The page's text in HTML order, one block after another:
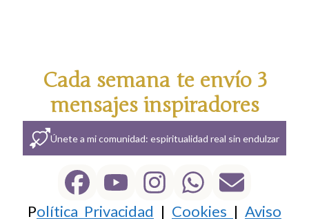
Cada semana te envío 3
mensajes inspiradores
Únete a mi comunidad: espiritualidad real sin endulzar
Política Privacidad | Cookies | Aviso